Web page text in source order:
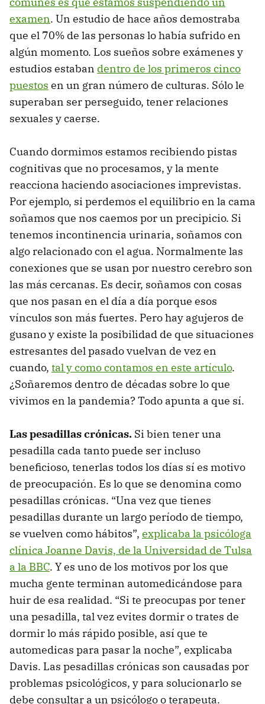
examen. Un estudio de hace años demostraba
que el 70% de las personas lo había sufrido en
algún momento. Los sueños sobre exámenes y
estudios estaban dentro de los primeros cinco
puestos en un gran número de culturas. Sólo le
superaban ser perseguido, tener relaciones
sexuales y caerse.
Cuando dormimos estamos recibiendo pistas
cognitivas que no procesamos, y la mente
reacciona haciendo asociaciones imprevistas.
Por ejemplo, si perdemos el equilibrio en la cama
soñamos que nos caemos por un precipicio. Si
tenemos incontinencia urinaria, soñamos con
algo relacionado con el agua. Normalmente las
conexiones que se usan por nuestro cerebro son
las más cercanas. Es decir, soñamos con cosas
que nos pasan en el día a día porque esos
vínculos son más fuertes. Pero hay agujeros de
gusano y existe la posibilidad de que situaciones
estresantes del pasado vuelvan de vez en
cuando, tal y como contamos en este artículo.
¿Soñaremos dentro de décadas sobre lo que
vivimos en la pandemia? Todo apunta a que sí.
Las pesadillas crónicas. Si bien tener una
pesadilla cada tanto puede ser incluso
beneficioso, tenerlas todos los días sí es motivo
de preocupación. Es lo que se denomina como
pesadillas crónicas. “Una vez que tienes
pesadillas durante un largo período de tiempo,
se vuelven como hábitos”, explicaba la psicóloga
clínica Joanne Davis, de la Universidad de Tulsa
a la BBC. Y es uno de los motivos por los que
mucha gente terminan automedicándose para
huir de esa realidad. “Si te preocupas por tener
una pesadilla, tal vez evites dormir o trates de
dormir lo más rápido posible, así que te
automedicas para pasar la noche”, explicaba
Davis. Las pesadillas crónicas son causadas por
problemas psicológicos, y para solucionarlo se
debe consultar a un psicólogo o terapeuta.